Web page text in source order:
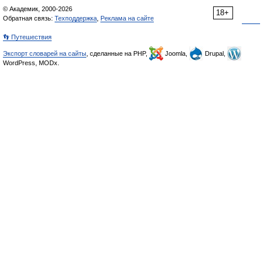
18+
© Академик, 2000-2026
Обратная связь: Техподдержка Реклама на сайте
👣 Путешествия
Экспорт словарей на сайты , сделанные на PHP, Joomla,
Drupal,
WordPress, MODx.